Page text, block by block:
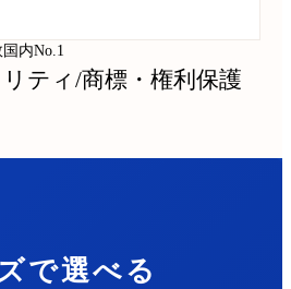
内No.1
ティ/商標・権利保護
で選べる